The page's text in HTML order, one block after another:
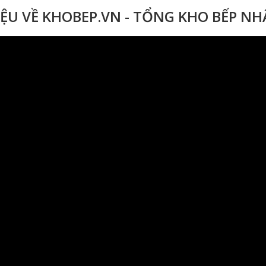
VỀ KHOBEP.VN - TỔNG KHO BẾP